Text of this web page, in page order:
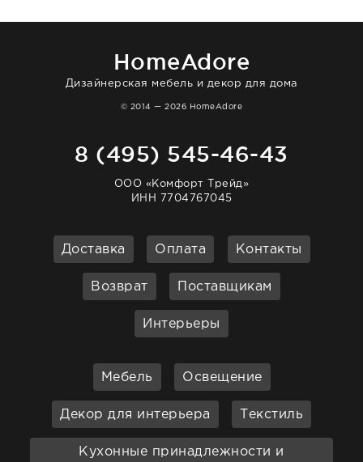
отвечает очень быстро. Взаимодействием
HomeAdore
Дизайнерская мебель и декор для дома
© 2014 — 2026 HomeAdore
8 (495) 545-46-43
ООО «Комфорт Трейд»
ИНН 7704767045
Доставка Оплата Контакты
Возврат Поставщикам
Интерьеры
Мебель Освещение
Декор для интерьера Текстиль
Кухонные принадлежности и